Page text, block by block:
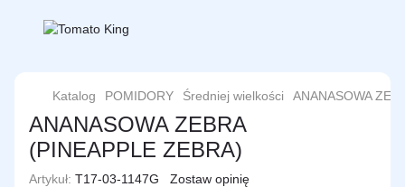
Katalog POMIDORY Średniej wielkości ANANASOWA
ANANASOWA ZEBRA
(PINEAPPLE ZEBRA)
Artykuł: T17-03-1147G Zostaw opinię